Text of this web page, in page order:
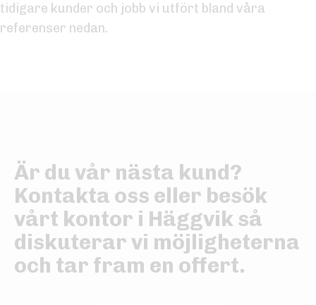
tidigare kunder och jobb vi utfört bland våra
referenser nedan.
Är du vår nästa kund?
Kontakta oss eller besök
vårt kontor i Häggvik så
diskuterar vi möjligheterna
och tar fram en offert.